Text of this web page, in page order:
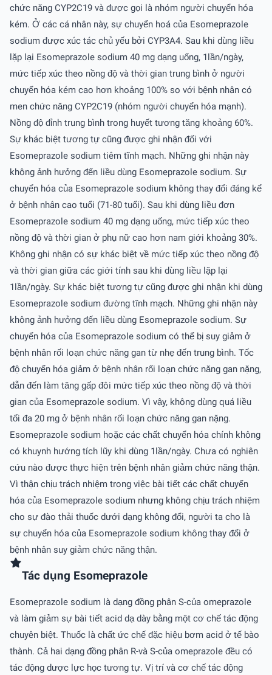
chức năng CYP2C19 và được gọi là nhóm người chuyển hóa
kém. Ở các cá nhân này, sự chuyển hoá của Esomeprazole
sodium được xúc tác chủ yếu bởi CYP3A4. Sau khi dùng liều
lặp lại Esomeprazole sodium 40 mg dạng uống, 1lần/ngày,
mức tiếp xúc theo nồng độ và thời gian trung bình ở người
chuyển hóa kém cao hơn khoảng 100% so với bệnh nhân có
men chức năng CYP2C19 (nhóm người chuyển hóa mạnh).
Nồng độ đỉnh trung bình trong huyết tương tăng khoảng 60%.
Sự khác biệt tương tự cũng được ghi nhận đối với
Esomeprazole sodium tiêm tĩnh mạch. Những ghi nhận này
không ảnh hưởng đến liều dùng Esomeprazole sodium. Sự
chuyển hóa của Esomeprazole sodium không thay đổi đáng kể
ở bệnh nhân cao tuổi (71-80 tuổi). Sau khi dùng liều đơn
Esomeprazole sodium 40 mg dạng uống, mức tiếp xúc theo
nồng độ và thời gian ở phụ nữ cao hơn nam giới khoảng 30%.
Không ghi nhận có sự khác biệt về mức tiếp xúc theo nồng độ
và thời gian giữa các giới tính sau khi dùng liều lặp lại
1lần/ngày. Sự khác biệt tương tự cũng được ghi nhận khi dùng
Esomeprazole sodium đường tĩnh mạch. Những ghi nhận này
không ảnh hưởng đến liều dùng Esomeprazole sodium. Sự
chuyển hóa của Esomeprazole sodium có thể bị suy giảm ở
bệnh nhân rối loạn chức năng gan từ nhẹ đến trung bình. Tốc
độ chuyển hóa giảm ở bệnh nhân rối loạn chức năng gan nặng,
dẫn đến làm tăng gấp đôi mức tiếp xúc theo nồng độ và thời
gian của Esomeprazole sodium. Vì vậy, không dùng quá liều
tối đa 20 mg ở bệnh nhân rối loạn chức năng gan nặng.
Esomeprazole sodium hoặc các chất chuyển hóa chính không
có khuynh hướng tích lũy khi dùng 1lần/ngày. Chưa có nghiên
cứu nào được thực hiện trên bệnh nhân giảm chức năng thận.
Vì thận chịu trách nhiệm trong việc bài tiết các chất chuyển
hóa của Esomeprazole sodium nhưng không chịu trách nhiệm
cho sự đào thải thuốc dưới dạng không đổi, người ta cho là
sự chuyển hóa của Esomeprazole sodium không thay đổi ở
bệnh nhân suy giảm chức năng thận.
Tác dụng Esomeprazole
Esomeprazole sodium là dạng đồng phân S-của omeprazole
và làm giảm sự bài tiết acid dạ dày bằng một cơ chế tác động
chuyên biệt. Thuốc là chất ức chế đặc hiệu bơm acid ở tế bào
thành. Cả hai dạng đồng phân R-và S-của omeprazole đều có
tác động dược lực học tương tự. Vị trí và cơ chế tác động